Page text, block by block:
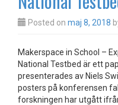
Posted on maj 8, 2018
Makerspace in School –
National Testbed är ett
presenterades av Niels
posters på konferensen
forskningen har utgått